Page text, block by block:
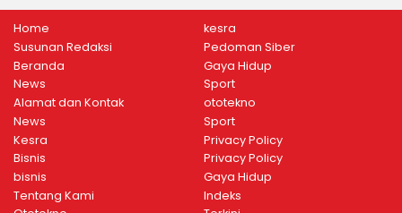
Home
Susunan Redaksi
Beranda
News
Alamat dan Kontak
News
Kesra
Bisnis
bisnis
Tentang Kami
kesra
Pedoman Siber
Gaya Hidup
Sport
ototekno
Sport
Privacy Policy
Privacy Policy
Gaya Hidup
Indeks